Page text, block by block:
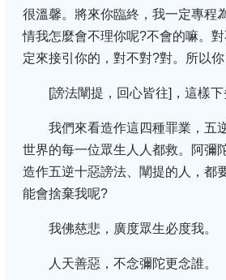
很溫馨。將來你臨終，我一定專程
情我怎麼會不理你呢?不會的嘛。
定來接引你的，對不對?對。所以
[謗法闡提，回心皆往]，這樣
我們來看造作這四種罪業，五
世界的每一位眾生人人都救。阿彌
造作五逆十惡謗法、闡提的人，都
能會捨棄我呢?
我佛慈悲，廣度眾生必度我。
人天善惡，不念彌陀更念誰。